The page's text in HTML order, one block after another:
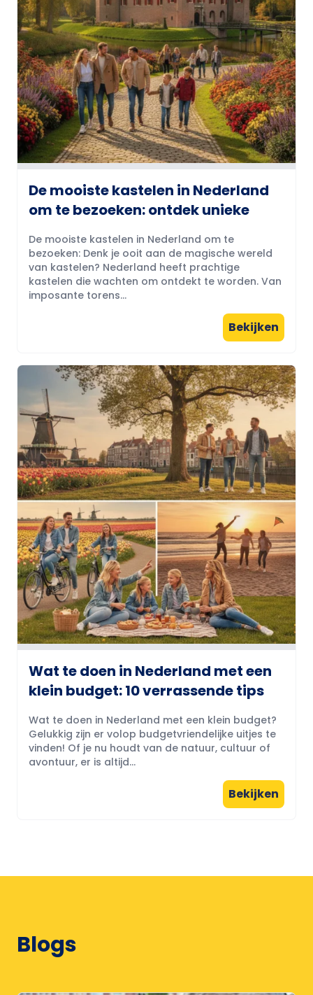
De mooiste kastelen in Nederland
om te bezoeken: ontdek unieke
De mooiste kastelen in Nederland om te
bezoeken: Denk je ooit aan de magische wereld
van kastelen? Nederland heeft prachtige
kastelen die wachten om ontdekt te worden. Van
imposante torens...
Bekijken
Wat te doen in Nederland met een
klein budget: 10 verrassende tips
Wat te doen in Nederland met een klein budget?
Gelukkig zijn er volop budgetvriendelijke uitjes te
vinden! Of je nu houdt van de natuur, cultuur of
avontuur, er is altijd...
Bekijken
Blogs